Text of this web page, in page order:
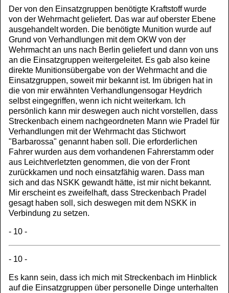
Der von den Einsatzgruppen benötigte Kraftstoff wurde
von der Wehrmacht geliefert. Das war auf oberster Ebene
ausgehandelt worden. Die benötigte Munition wurde auf
Grund von Verhandlungen mit dem OKW von der
Wehrmacht an uns nach Berlin geliefert und dann von uns
an die Einsatzgruppen weitergeleitet. Es gab also keine
direkte Munitionsübergabe von der Wehrmacht and die
Einsatzgruppen, soweit mir bekannt ist. Im übrigen hat in
die von mir erwähnten Verhandlungensogar Heydrich
selbst eingegriffen, wenn ich nicht weiterkam. Ich
persönlich kann mir deswegen auch nicht vorstellen, dass
Streckenbach einem nachgeordneten Mann wie Pradel für
Verhandlungen mit der Wehrmacht das Stichwort
"Barbarossa" genannt haben soll. Die erforderlichen
Fahrer wurden aus dem vorhandenen Fahrerstamm oder
aus Leichtverletzten genommen, die von der Front
zurückkamen und noch einsatzfähig waren. Dass man
sich and das NSKK gewandt hätte, ist mir nicht bekannt.
Mir erscheint es zweifelhaft, dass Streckenbach Pradel
gesagt haben soll, sich deswegen mit dem NSKK in
Verbindung zu setzen.
- 10 -
- 10 -
Es kann sein, dass ich mich mit Streckenbach im Hinblick
auf die Einsatzgruppen über personelle Dinge unterhalten